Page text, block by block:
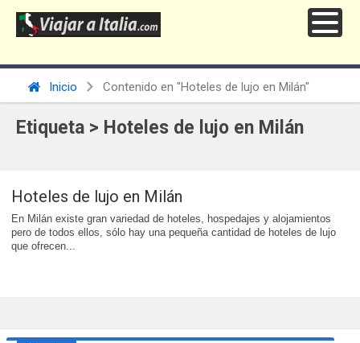
Inicio Contenido en "Hoteles de lujo en Milán"
Etiqueta > Hoteles de lujo en Milán
Hoteles de lujo en Milán
En Milán existe gran variedad de hoteles, hospedajes y alojamientos
pero de todos ellos, sólo hay una pequeña cantidad de hoteles de lujo
que ofrecen...